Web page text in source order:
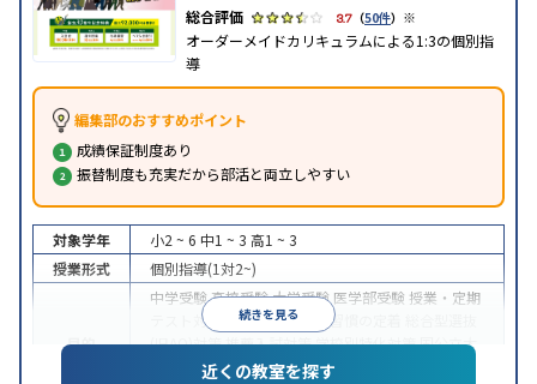
3.7 （50件） ※
オーダーメイドカリキュラムによる1:3の個別指
導
編集部のおすすめポイント
成績保証制度あり
振替制度も充実だから部活と両立しやすい
続きを見る
対象学年 小2 ~ 6 中1 ~ 3 高1 ~ 3
授業形式
個別指導(1対2~)
目的
中学受験高校受験大学受験 医学部受験 授業・定期
テスト対策
内申点対策 学習習慣の定着
(旧AO)対策推薦入試対策学校別特化対策国公立大
私大対策共通テスト対策
近くの教室を探す